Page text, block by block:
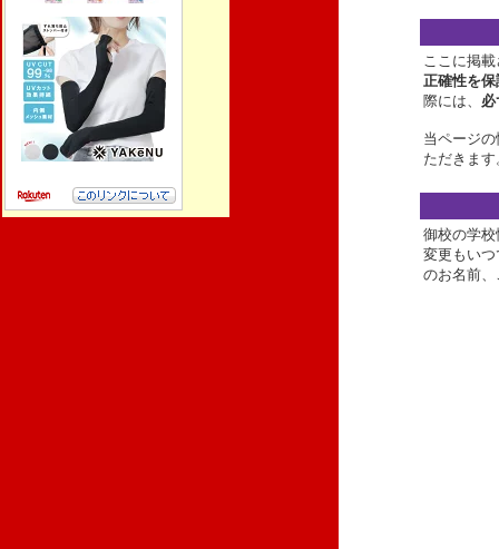
ここに掲
正確性を
際には、
当ページ
ただきま
御校の学
変更もい
のお名前